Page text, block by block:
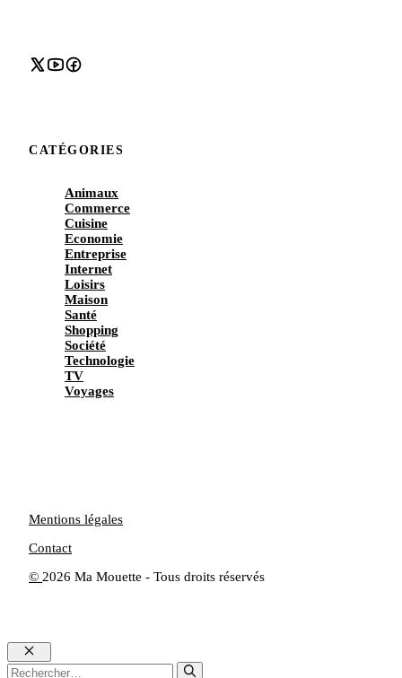
CATÉGORIES
Animaux
Commerce
Cuisine
Economie
Entreprise
Internet
Loisirs
Maison
Santé
Shopping
Société
Technologie
TV
Voyages
© 2026 Ma Mouette - Tous droits réservés
Mentions légales
Contact
Fermer
Rechercher :